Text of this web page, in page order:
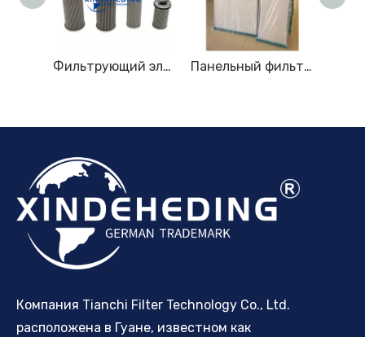
Фильтрующий элемент корзины со складками из нержавеющей стали. Подходит для морских фильтров BOLL & KIRCH, завод OEM 1945820 1940175. Панельный фильтр Unicell из полиэфирного спанбонда, панели сменных элементов
Компания Tianchi Filter Technology Co., Ltd.
расположена в Гуане, известном как